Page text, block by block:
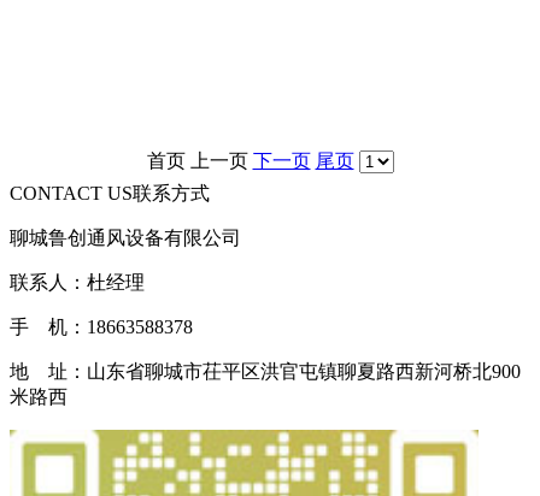
首页 上一页 下一页 尾页
CONTACT US联系方式
聊城鲁创通风设备有限公司
联系人：杜经理
手 机：18663588378
地 址：山东省聊城市茌平区洪官屯镇聊夏路西新河桥北900
米路西